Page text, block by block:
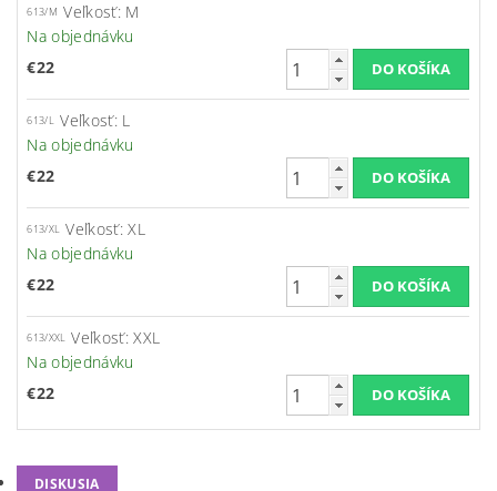
613/M Veľkosť: M
Na objednávku
€22
613/L Veľkosť: L
Na objednávku
€22
613/XL Veľkosť: XL
Na objednávku
€22
613/XXL Veľkosť: XXL
Na objednávku
€22
DISKUSIA